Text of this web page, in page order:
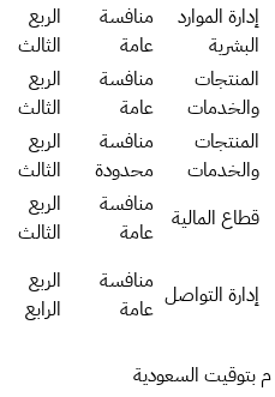
إدارة الموارد
البشرية
منافسة
عامة
الربع
الثالث
المنتجات
والخدمات
منافسة
عامة
الربع
الثالث
المنتجات
والخدمات
منافسة
محدودة
الربع
الثالث
قطاع المالية
منافسة
عامة
الربع
الثالث
إدارة التواصل منافسة
عامة
الربع
الرابع
بتوقيت السعودية